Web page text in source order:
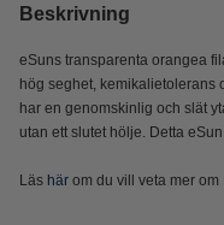
Beskrivning
eSuns transparenta orangea
hög seghet, kemikalietolerans
har en genomskinlig och slät
utan ett slutet hölje. Detta
Läs här om du vill veta mer om